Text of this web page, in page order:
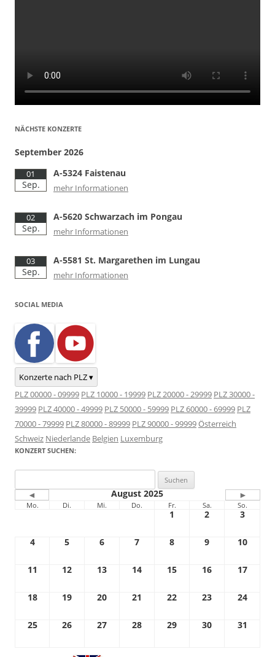
NÄCHSTE KONZERTE
September 2026
01
Sep.
A-5324 Faistenau
mehr Informationen
02
Sep.
A-5620 Schwarzach im Pongau
mehr Informationen
03
Sep.
A-5581 St. Margarethen im Lungau
mehr Informationen
SOCIAL MEDIA
Konzerte nach PLZ ▾
PLZ 00000 - 09999 PLZ 10000 - 19999 PLZ 20000 - 29999 PLZ 30000 -
39999 PLZ 40000 - 49999 PLZ 50000 - 59999 PLZ 60000 - 69999 PLZ
70000 - 79999 PLZ 80000 - 89999 PLZ 90000 - 99999Österreich
Schweiz Niederlande Belgien Luxemburg
KONZERT SUCHEN:
nach:
◄ August 2025 ►
Mo. Di. Mi. Do. Fr. Sa. So.
1 2 3
4 5 6 7 8 9 10
11 12 13 14 15 16 17
18 19 20 21 22 23 24
25 26 27 28 29 30 31